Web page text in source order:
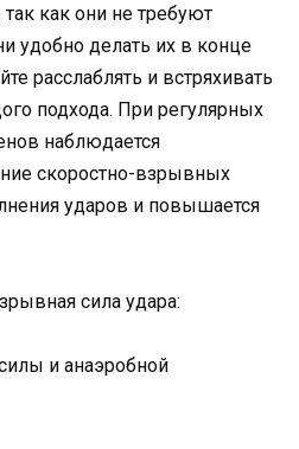
так как они не требуют
удобно делать их в конце
расслаблять и встряхивать
подхода. При регулярных
наблюдается
скоростно-взрывных
ударов и повышается
сила удара:
и анаэробной